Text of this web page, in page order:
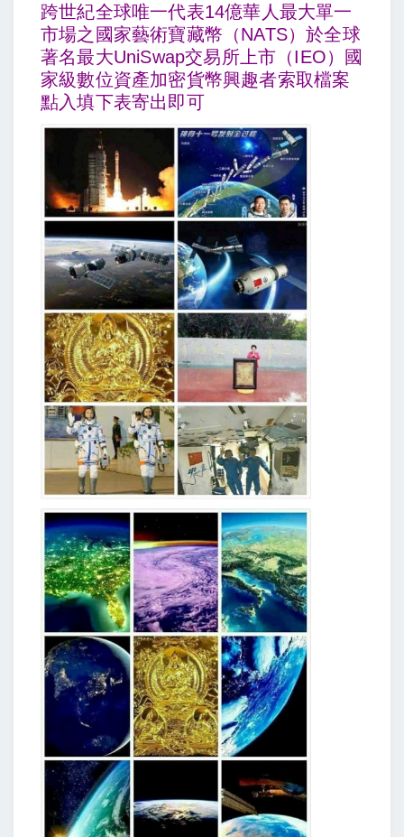
跨世紀全球唯一代表14億華人最大單一
市場之國家藝術寶藏幣（NATS）於全球
著名最大UniSwap交易所上市（IEO）國
家級數位資產加密貨幣興趣者索取檔案
點入填下表寄出即可